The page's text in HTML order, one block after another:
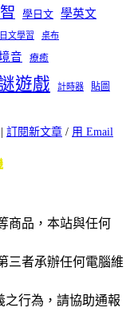
學日文 學英文
日文學習 桌布
音 療癒
遊戲 計時器
貼圖
訂閱新文章 / 用 Email
商品，本站與任何
三者承辦任何電腦維
行為，請協助通報